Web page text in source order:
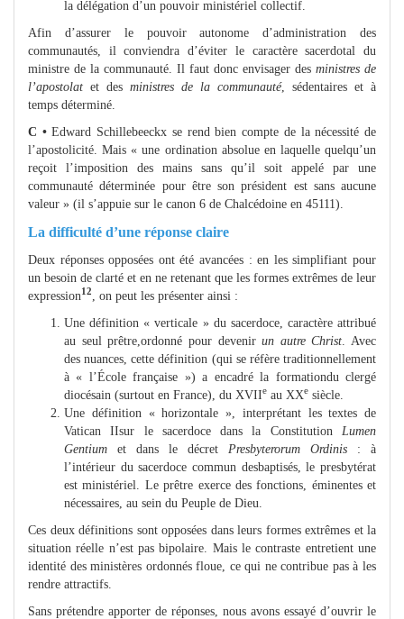
la délégation d’un pouvoir ministériel collectif.
Afin d’assurer le pouvoir autonome d’administration des
communautés, il conviendra d’éviter le caractère sacerdotal du
ministre de la communauté. Il faut donc envisager des ministres de
l’apostolat et des ministres de la communauté, sédentaires et à
temps déterminé.
C •Edward Schillebeeckx se rend bien compte de la nécessité de
l’apostolicité. Mais « une ordination absolue en laquelle quelqu’un
reçoit l’imposition des mains sans qu’il soit appelé par une
communauté déterminée pour être son président est sans aucune
valeur » (il s’appuie sur le canon 6 de Chalcédoine en 45111).
La difficulté d’une réponse claire
Deux réponses opposées ont été avancées : en les simplifiant pour
un besoin de clarté et en ne retenant que les formes extrêmes de leur
expression12
, on peut les présenter ainsi :
Une définition « verticale » du sacerdoce, caractère attribué
au seul prêtre,ordonné pour devenirun autre Christ . Avec
des nuances, cette définition (qui se réfère traditionnellement
à « l’École française ») a encadré la formationdu clergé
diocésain (surtout en France), du XVIIe au XXe siècle.
Une définition « horizontale », interprétant les textes de
Vatican IIsur le sacerdoce dans la Constitution Lumen
Gentium et dans le décret Presbyterorum Ordinis : à
l’intérieur du sacerdoce commun desbaptisés, le presbytérat
est ministériel. Le prêtre exerce des fonctions, éminentes et
nécessaires, au sein du Peuple de Dieu.
Ces deux définitions sont opposées dans leurs formes extrêmes et la
situation réelle n’est pas bipolaire. Mais le contraste entretient une
identité des ministères ordonnés floue, ce qui ne contribue pas à les
rendre attractifs.
Sans prétendre apporter de réponses, nous avons essayé d’ouvrir le